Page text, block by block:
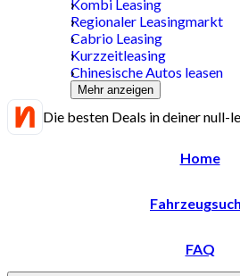
Kombi Leasing
Regionaler Leasingmarkt
Cabrio Leasing
Kurzzeitleasing
Chinesische Autos leasen
Mehr anzeigen
Die besten Deals in deiner null-
Home
FAQ